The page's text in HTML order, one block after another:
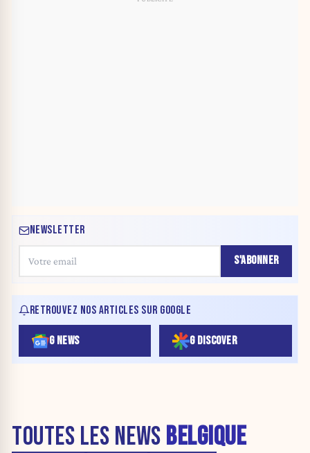
NEWSLETTER
S'ABONNER
RETROUVEZ NOS ARTICLES SUR GOOGLE
G NEWS G DISCOVER
TOUTES LES NEWS BELGIQUE